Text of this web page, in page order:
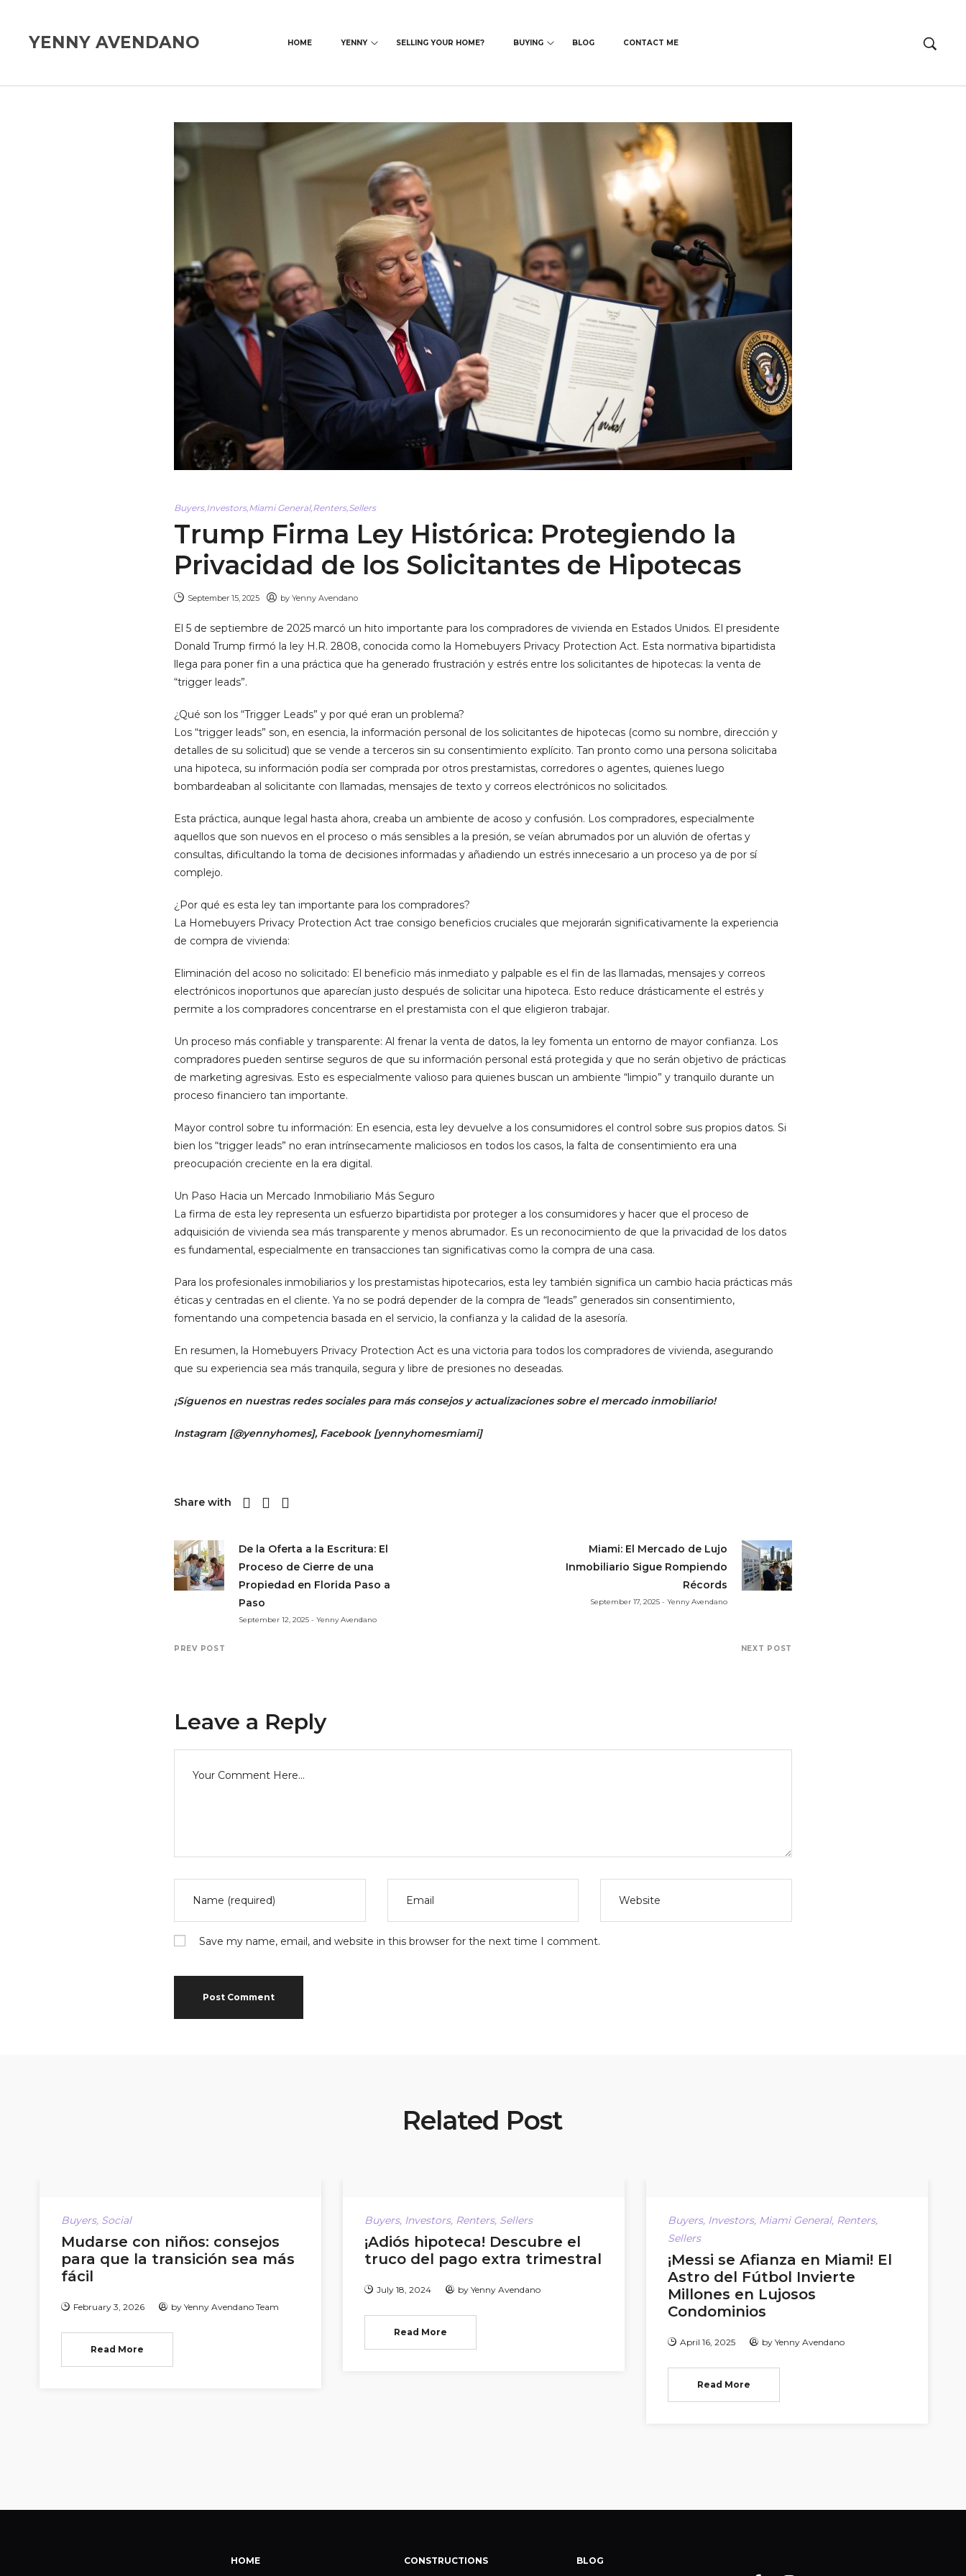
YENNY AVENDANO HOME YENNY SELLING YOUR HOME? BUYING BLOG CONTACT ME
Buyers, Investors, Miami General, Renters, Sellers
Trump Firma Ley Histórica: Protegiendo la
Privacidad de los Solicitantes de Hipotecas
September 15, 2025 by Yenny Avendano
El 5 de septiembre de 2025 marcó un hito importante para los compradores de vivienda en Estados Unidos. El presidente
Donald Trump firmó la ley H.R. 2808, conocida como la Homebuyers Privacy Protection Act. Esta normativa bipartidista
llega para poner fin a una práctica que ha generado frustración y estrés entre los solicitantes de hipotecas: la venta de
“trigger leads”.
¿Qué son los “Trigger Leads” y por qué eran un problema?
Los “trigger leads” son, en esencia, la información personal de los solicitantes de hipotecas (como su nombre, dirección y
detalles de su solicitud) que se vende a terceros sin su consentimiento explícito. Tan pronto como una persona solicitaba
una hipoteca, su información podía ser comprada por otros prestamistas, corredores o agentes, quienes luego
bombardeaban al solicitante con llamadas, mensajes de texto y correos electrónicos no solicitados.
Esta práctica, aunque legal hasta ahora, creaba un ambiente de acoso y confusión. Los compradores, especialmente
aquellos que son nuevos en el proceso o más sensibles a la presión, se veían abrumados por un aluvión de ofertas y
consultas, dificultando la toma de decisiones informadas y añadiendo un estrés innecesario a un proceso ya de por sí
complejo.
¿Por qué es esta ley tan importante para los compradores?
La Homebuyers Privacy Protection Act trae consigo beneficios cruciales que mejorarán significativamente la experiencia
de compra de vivienda:
Eliminación del acoso no solicitado: El beneficio más inmediato y palpable es el fin de las llamadas, mensajes y correos
electrónicos inoportunos que aparecían justo después de solicitar una hipoteca. Esto reduce drásticamente el estrés y
permite a los compradores concentrarse en el prestamista con el que eligieron trabajar.
Un proceso más confiable y transparente: Al frenar la venta de datos, la ley fomenta un entorno de mayor confianza. Los
compradores pueden sentirse seguros de que su información personal está protegida y que no serán objetivo de prácticas
de marketing agresivas. Esto es especialmente valioso para quienes buscan un ambiente “limpio” y tranquilo durante un
proceso financiero tan importante.
Mayor control sobre tu información: En esencia, esta ley devuelve a los consumidores el control sobre sus propios datos. Si
bien los “trigger leads” no eran intrínsecamente maliciosos en todos los casos, la falta de consentimiento era una
preocupación creciente en la era digital.
Un Paso Hacia un Mercado Inmobiliario Más Seguro
La firma de esta ley representa un esfuerzo bipartidista por proteger a los consumidores y hacer que el proceso de
adquisición de vivienda sea más transparente y menos abrumador. Es un reconocimiento de que la privacidad de los datos
es fundamental, especialmente en transacciones tan significativas como la compra de una casa.
Para los profesionales inmobiliarios y los prestamistas hipotecarios, esta ley también significa un cambio hacia prácticas más
éticas y centradas en el cliente. Ya no se podrá depender de la compra de “leads” generados sin consentimiento,
fomentando una competencia basada en el servicio, la confianza y la calidad de la asesoría.
En resumen, la Homebuyers Privacy Protection Act es una victoria para todos los compradores de vivienda, asegurando
que su experiencia sea más tranquila, segura y libre de presiones no deseadas.
¡Síguenos en nuestras redes sociales para más consejos y actualizaciones sobre el mercado inmobiliario!
Instagram [@yennyhomes], Facebook [yennyhomesmiami]
Share with
PREV POST
De la Oferta a la Escritura: El
Proceso de Cierre de una
Propiedad en Florida Paso a
Paso
September 12, 2025 - Yenny Avendano
NEXT POST
Miami: El Mercado de Lujo
Inmobiliario Sigue Rompiendo
Récords
September 17, 2025 - Yenny Avendano
Leave a Reply
Save my name, email, and website in this browser for the next time I comment.
Related Post
Buyers, Social
Mudarse con niños: consejos
para que la transición sea más
fácil
February 3, 2026 byYenny Avendano Team
Read More
Buyers, Investors, Renters, Sellers
¡Adiós hipoteca! Descubre el
truco del pago extra trimestral
July 18, 2024 byYenny Avendano
Read More
Buyers, Investors, Miami General, Renters,
Sellers
¡Messi se Afianza en Miami! El
Astro del Fútbol Invierte
Millones en Lujosos
Condominios
April 16, 2025 byYenny Avendano
Read More
HOME CONSTRUCTIONS BLOG